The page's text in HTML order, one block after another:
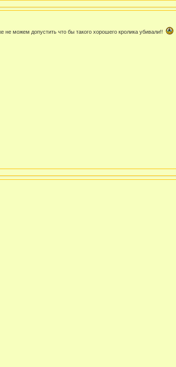
можем допустить что бы такого хорошего кролика убивали!!